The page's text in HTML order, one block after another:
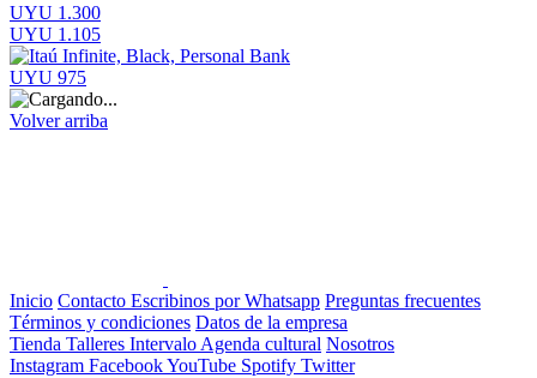
UYU 1.300
UYU 1.105
UYU 975
Volver arriba
Inicio Contacto Escribinos por Whatsapp Preguntas frecuentes
Términos y condiciones Datos de la empresa
Tienda Talleres Intervalo Agenda cultural Nosotros
Instagram FacebookYouTube Spotify Twitter